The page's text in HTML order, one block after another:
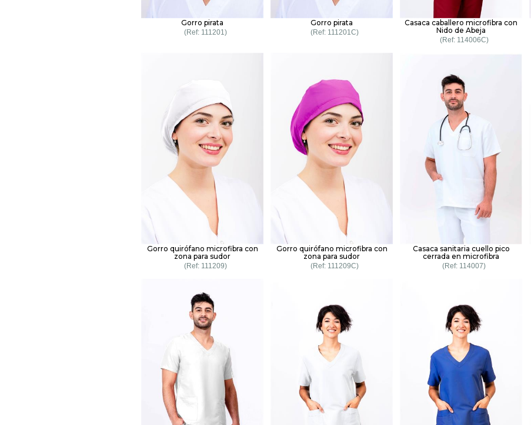
Gorro pirata
111201
Gorro pirata
111201C
Casaca caballero microfibra con
Nido de Abeja
114006C
Gorro quirófano microfibra con
zona para sudor
111209
Gorro quirófano microfibra con
zona para sudor
111209C
Casaca sanitaria cuello pico
cerrada en microfibra
114007